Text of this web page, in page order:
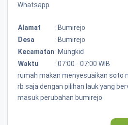
Whatsapp
Alamat : Bumirejo
Desa
: Bumirejo
Kecamatan : Mungkid
Waktu
:07:00 - 07:00 WIB
rumah makan menyesuaikan soto
rb saja dengan pilihan lauk yang
masuk perubahan bumirejo